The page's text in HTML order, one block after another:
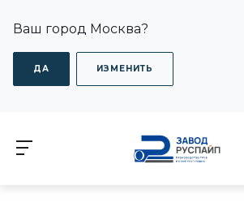
Ваш город Москва?
ДА ИЗМЕНИТЬ